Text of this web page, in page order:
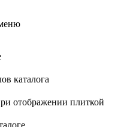
каталога
отображении плиткой